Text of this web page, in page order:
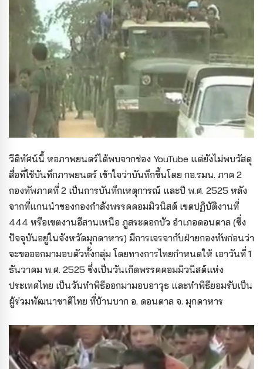
วีดิทัศน์นี้ หอภาพยนตร์ได้พบจากช่อง YouTube แต่ยังไม่พบวัสดุ
สื่อที่ใช้บันทึกภาพยนตร์ เข้าใจว่าบันทึกขึ้นโดย กอ.รมน. ภาค 2
กองทัพภาคที่ 2 เป็นการบันทึกเหตุการณ์ และปี พ.ศ. 2525 หลัง
จากที่แกนนำของกองกำลังพรรคคอมมิวนิสต์ เขตปฏิบัติงานที่
444 หรือเขตงานอีสานเหนือ ภูสระดอกบัว อำเภอดอนตาล (ซึ่ง
ปัจจุบันอยู่ในจังหวัดมุกดาหาร) มีการเจรจากับฝ่ายกองทัพก่อนว่า
จะขอออกมามอบตัวทั้งกลุ่ม โดยทางการไทยกำหนดให้ เอาวันที่ 1
ธันวาคม พ.ศ. 2525 ซึ่งเป็นวันเกิดพรรคคอมมิวนิสต์แห่ง
ประเทศไทย เป็นวันทำพิธีออกมามอบอาวุธ และทำพิธียอมรับเป็น
ผู้ร่วมพัฒนาชาติไทย ที่บ้านบาก อ. ดอนตาล จ. มุกดาหาร